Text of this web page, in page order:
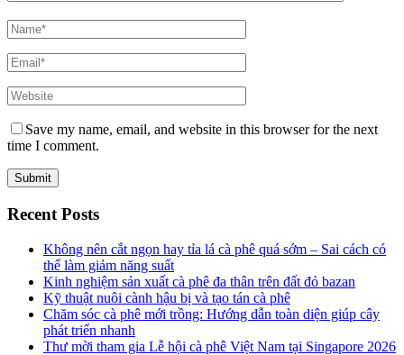
Save my name, email, and website in this browser for the next
time I comment.
Recent Posts
Không nên cắt ngọn hay tỉa lá cà phê quá sớm – Sai cách có
thể làm giảm năng suất
Kinh nghiệm sản xuất cà phê đa thân trên đất đỏ bazan
Kỹ thuật nuôi cành hậu bị và tạo tán cà phê
Chăm sóc cà phê mới trồng: Hướng dẫn toàn diện giúp cây
phát triển nhanh
Thư mời tham gia Lễ hội cà phê Việt Nam tại Singapore 2026